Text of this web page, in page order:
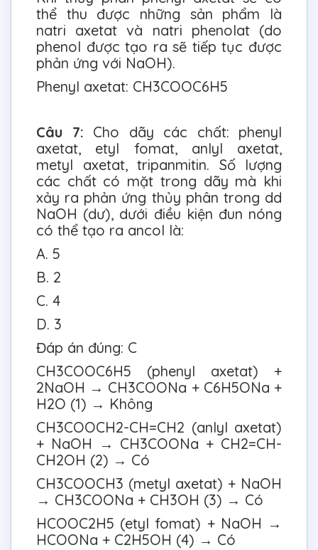
thể thu được những sản phẩm là
natri axetat và natri phenolat (do
phenol được tạo ra sẽ tiếp tục được
phản ứng với NaOH).
Phenyl axetat: CH3COOC6H5
Câu 7: Cho dãy các chất: phenyl
axetat, etyl fomat, anlyl axetat,
metyl axetat, tripanmitin. Số lượng
các chất có mặt trong dãy mà khi
xảy ra phản ứng thủy phân trong dd
NaOH (dư), dưới điều kiện đun nóng
có thể tạo ra ancol là:
A. 5
B. 2
C. 4
D. 3
Đáp án đúng: C
CH3COOC6H5 (phenyl axetat) +
2NaOH → CH3COONa + C6H5ONa +
H2O (1) → Không
CH3COOCH2-CH=CH2 (anlyl axetat)
+ NaOH → CH3COONa + CH2=CH-
CH2OH (2) → Có
CH3COOCH3 (metyl axetat) + NaOH
→ CH3COONa + CH3OH (3) → Có
HCOOC2H5 (etyl fomat) + NaOH →
HCOONa + C2H5OH (4) → Có